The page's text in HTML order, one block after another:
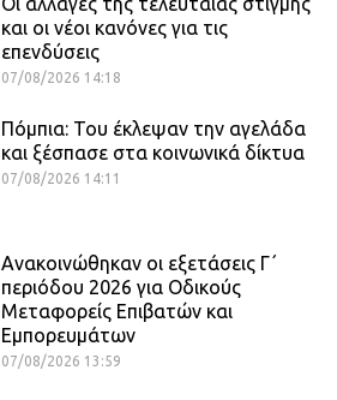
και οι νέοι κανόνες για τις
επενδύσεις
07/08/2026 14:18
Πόμπια: Του έκλεψαν την αγελάδα
και ξέσπασε στα κοινωνικά δίκτυα
07/08/2026 14:11
Ανακοινώθηκαν οι εξετάσεις Γ΄
περιόδου 2026 για Οδικούς
Μεταφορείς Επιβατών και
Εμπορευμάτων
07/08/2026 13:59